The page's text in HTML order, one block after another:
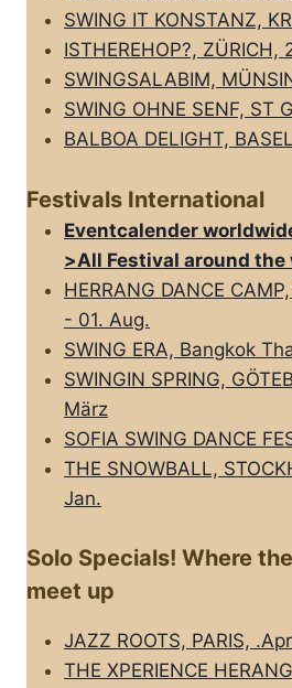
SWING IT KONSTANZ,
ISTHEREHOP?,
SWINGSALABIM,
SWING OHNE SENF, ST
BALBOA DELIGHT,
Festivals International
Eventcalender
>All FestivaI around the
HERRANG DANCE
- 01. Aug.
SWING ERA, Bangkok
SWINGIN SPRING,
März
SOFIA SWING DANCE
THE SNOWBALL,
Jan.
Solo Specials! Where
meet up
JAZZ ROOTS, PARIS,
THE XPERIENCE